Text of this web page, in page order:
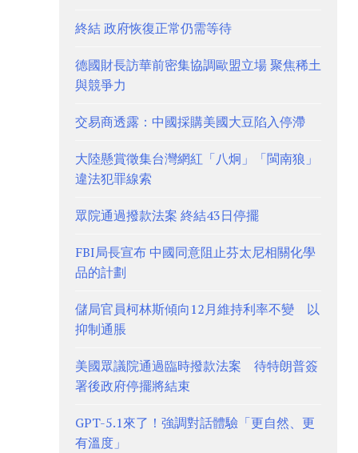
終結 政府恢復正常仍需等待
德國財長訪華前密集協調歐盟立場 聚焦稀土
與競爭力
交易商透露：中國採購美國大豆陷入停滯
大陸懸賞徵集台灣網紅「八炯」「閩南狼」
違法犯罪線索
眾院通過撥款法案 終結43日停擺
FBI局長宣布 中國同意阻止芬太尼相關化學
品的計劃
儲局官員柯林斯傾向12月維持利率不變 以
抑制通脹
美國眾議院通過臨時撥款法案 待特朗普簽
署後政府停擺將結束
GPT-5.1來了！強調對話體驗「更自然、更
有溫度」